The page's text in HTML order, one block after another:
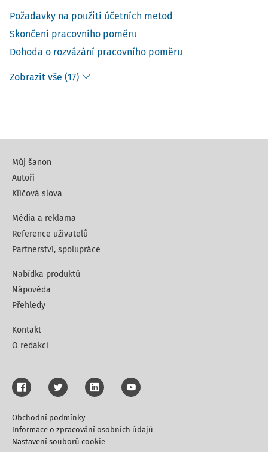
Požadavky na použití účetních metod
Skončení pracovního poměru
Dohoda o rozvázání pracovního poměru
Zobrazit vše (17)
Můj šanon
Autoři
Klíčová slova
Média a reklama
Reference uživatelů
Partnerství, spolupráce
Nabídka produktů
Nápověda
Přehledy
Kontakt
O redakci
Obchodní podmínky
Informace o zpracování osobních údajů
Nastavení souborů cookie